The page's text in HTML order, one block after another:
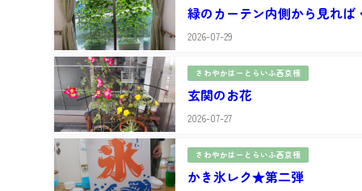
緑のカーテン内側から見れば
2026-07-29
さわやかはーとらいふ西京極
玄関のお花
2026-07-27
さわやかはーとらいふ西京極
かき氷レク★第二弾